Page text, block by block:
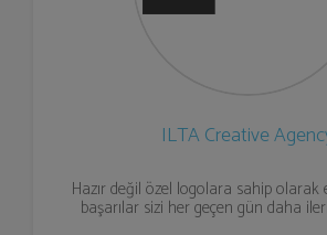
ILTA Creative
Hazır değil özel logolara sahip olarak
başarılar sizi her geçen gün daha